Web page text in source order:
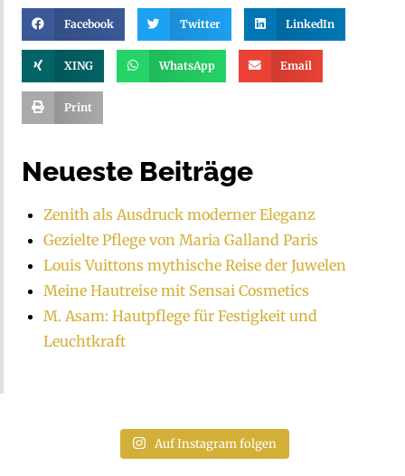
Facebook Twitter LinkedIn
XING WhatsApp Email
Print
Neueste Beiträge
Zenith als Ausdruck moderner Eleganz
Gezielte Pflege von Maria Galland Paris
Louis Vuittons mythische Reise der Juwelen
Meine Hautreise mit Sensai Cosmetics
M. Asam: Hautpflege für Festigkeit und
Leuchtkraft
Auf Instagram folgen